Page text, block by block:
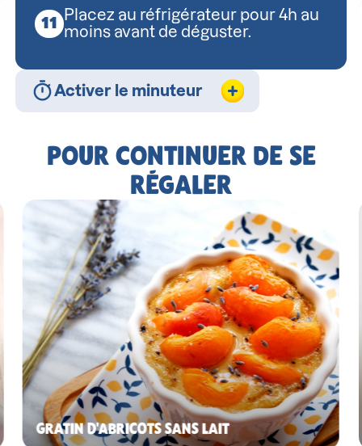
Placez au réfrigérateur pour 4h au
moins avant de déguster.
Activer le minuteur
POUR CONTINUER DE SE
RÉGALER
GRATIN D'ABRICOTS SANS LAIT